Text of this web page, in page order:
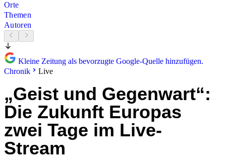
Orte
Themen
Autoren
Kleine Zeitung als bevorzugte Google-Quelle hinzufügen.
Chronik
Live
„Geist und Gegenwart“:
Die Zukunft Europas
zwei Tage im Live-
Stream